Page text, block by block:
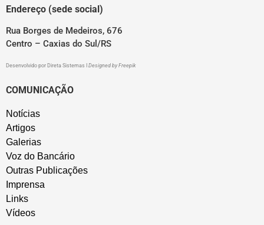
Endereço (sede social)
Rua Borges de Medeiros, 676
Centro – Caxias do Sul/RS
Desenvolvido por Direta Sistemas Designed by Freepik
COMUNICAÇÃO
Notícias
Artigos
Galerias
Voz do Bancário
Outras Publicações
Imprensa
Links
Vídeos